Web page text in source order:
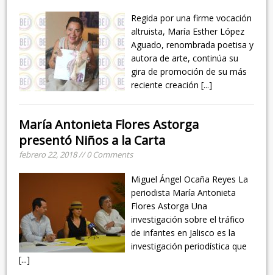
Regida por una firme vocación
altruista, María Esther López
Aguado, renombrada poetisa y
autora de arte, continúa su
gira de promoción de su más
reciente creación[...]
María Antonieta Flores Astorga
presentó Niños a la Carta
febrero 22, 2018 // 0 Comments
Miguel Ángel Ocaña Reyes La
periodista María Antonieta
Flores Astorga Una
investigación sobre el tráfico
de infantes en Jalisco es la
investigación periodística que
[...]